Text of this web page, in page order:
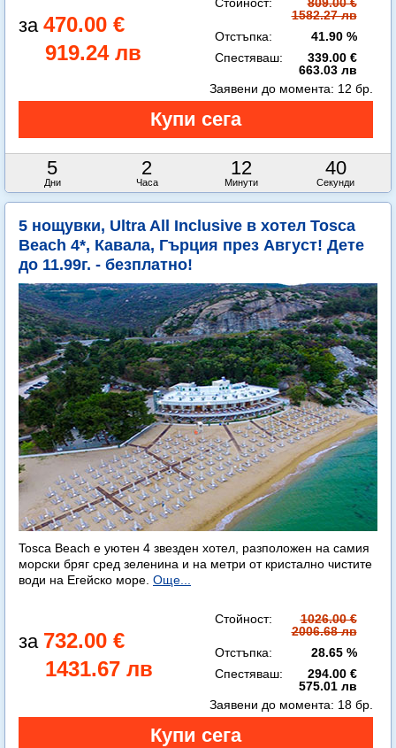
470.00 €
919.24 лв
1582.27 лв
Отстъпка:
41.90 %
Спестяваш:
339.00 €
663.03 лв
5
Дни
2
Часа
12
Минути
38
Секунди
Заявени до момента: 12 бр.
5 нощувки, Ultra All Inclusive в хотел Tosca
Beach 4*, Кавала, Гърция през Август! Дете
до 11.99г. - безплатно!
Tosca Beach е уютен 4 звезден хотел, разположен на самия
морски бряг сред зеленина и на метри от кристално чистите
води на Егейско море. Още...
732.00 €
1431.67 лв
Стойност:
1026.00 €
2006.68 лв
Отстъпка:
28.65 %
Спестяваш:
294.00 €
575.01 лв
Заявени до момента: 18 бр.